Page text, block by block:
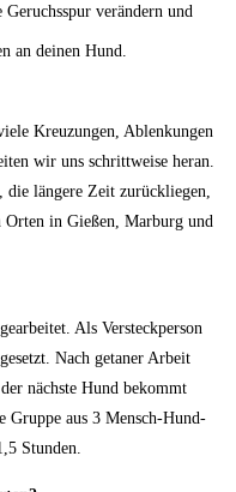
verändern und
an deinen Hund.
Kreuzungen, Ablenkungen
wir uns schrittweise heran.
längere Zeit zurückliegen,
in Gießen, Marburg und
Als Versteckperson
Nach getaner Arbeit
nächste Hund bekommt
Gruppe aus 3 Mensch-Hund-
Stunden.